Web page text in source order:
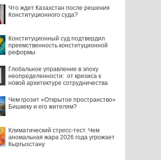
Что ждет Казахстан после решения
Конституционного суда?
Конституционный суд подтвердил
преемственность конституционной
реформы
Глобальное управление в эпоху
неопределенности: от кризиса к
новой архитектуре сотрудничества
Чем грозит «Открытое пространство»
Бишкеку и его жителям?
Климатический стресс-тест. Чем
аномальная жара 2026 года угрожает
Кыргызстану